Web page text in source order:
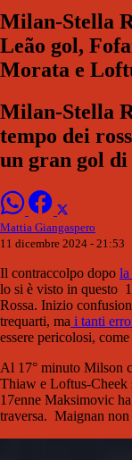
Milan-Stella
Leão gol,
Morata e
Milan-Stella
tempo dei
un gran gol di
Mattia Giangaspero
11 dicembre 2024 - 21:53
Il contraccolpo dopo
lo si è visto in questo
Rossa. Inizio
trequarti, ma i tanti
essere pericolosi,
Al 17° minuto Milson
Thiaw e Loftus-Cheek
17enne Maksimovic
traversa. Maignan non